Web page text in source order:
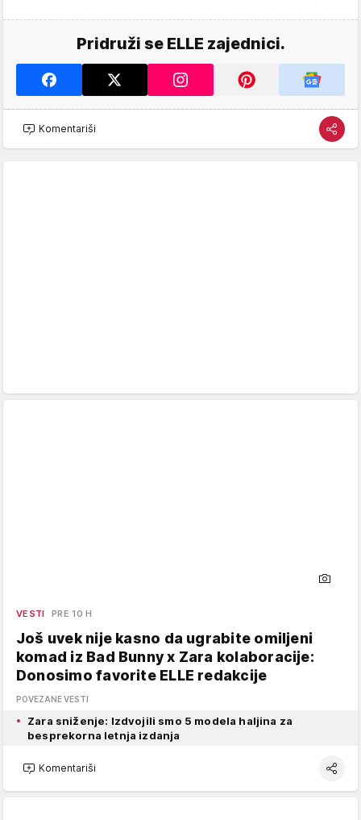
Pridruži se ELLE zajednici.
Komentariši
VESTI PRE 10 H
Još uvek nije kasno da ugrabite omiljeni
komad iz Bad Bunny x Zara kolaboracije:
Donosimo favorite ELLE redakcije
POVEZANE VESTI
Zara sniženje: Izdvojili smo 5 modela haljina za
besprekorna letnja izdanja
Komentariši